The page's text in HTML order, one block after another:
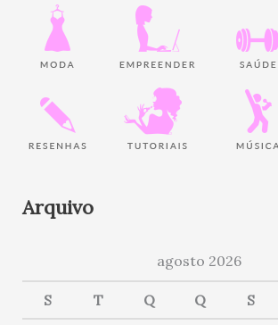
Arquivo
agosto 2026
S T Q Q S